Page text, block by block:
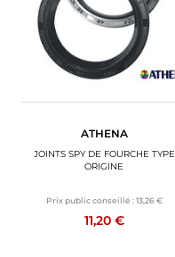
ATHENA
JOINTS SPY DE FOURCHE TYPE
ORIGINE
Prix public conseillé : 13,26 €
11,20 €